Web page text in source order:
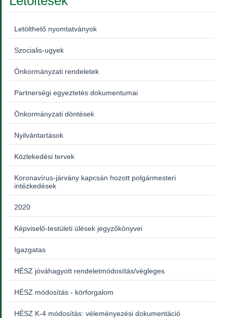
Letölthető nyomtatványok
Szocialis-ugyek
Önkormányzati rendeletek
Partnerségi egyeztetés dokumentumai
Önkormányzati döntések
Nyilvántartások
Közlekedési tervek
Koronavírus-járvány kapcsán hozott polgármesteri
intézkedések
2020
Képviselő-testületi ülések jegyzőkönyvei
Igazgatas
HÉSZ jóváhagyott rendeletmódosítás/végleges
HÉSZ módosítás - körforgalom
HÉSZ K-4 módosítás: véleményezési dokumentáció